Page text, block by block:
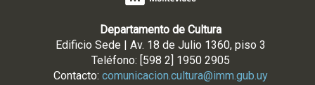
Departamento de Cultura
Edificio Sede | Av. 18 de Julio 1360, piso 3
Teléfono: [598 2] 1950 2905
Contacto: comunicacion.cultura@imm.gub.uy